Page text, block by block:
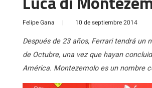
Felipe Gana | 10 de septiembre 2014
Después de 23 años, Ferrari tendrá un
de Octubre, una vez que hayan
América. Montezemolo es un nombre